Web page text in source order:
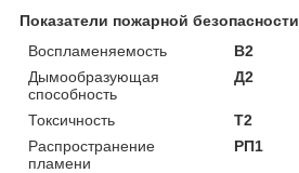
Показатели пожарной безопасности
Воспламеняемость
В2
Дымообразующая
способность
Д2
Токсичность
Т2
Распространение
пламени
РП1